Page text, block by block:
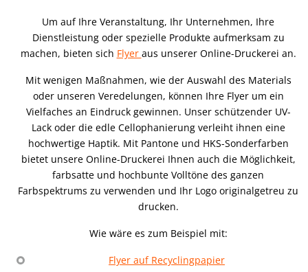
Um auf Ihre Veranstaltung, Ihr Unternehmen, Ihre
Dienstleistung oder spezielle Produkte aufmerksam zu
machen, bieten sich Flyer aus unserer Online-Druckerei an.
Mit wenigen Maßnahmen, wie der Auswahl des Materials
oder unseren Veredelungen, können Ihre Flyer um ein
Vielfaches an Eindruck gewinnen. Unser schützender UV-
Lack oder die edle Cellophanierung verleiht ihnen eine
hochwertige Haptik. Mit Pantone und HKS-Sonderfarben
bietet unsere Online-Druckerei Ihnen auch die Möglichkeit,
farbsatte und hochbunte Volltöne des ganzen
Farbspektrums zu verwenden und Ihr Logo originalgetreu zu
drucken.
Wie wäre es zum Beispiel mit:
Flyer auf Recyclingpapier